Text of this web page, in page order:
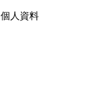
個人資料